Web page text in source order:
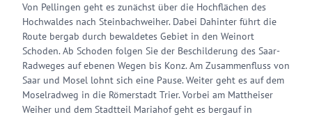
Von Pellingen geht es zunächst über die Hochflächen des
Hochwaldes nach Steinbachweiher. Dabei Dahinter führt die
Route bergab durch bewaldetes Gebiet in den Weinort
Schoden. Ab Schoden folgen Sie der Beschilderung des Saar-
Radweges auf ebenen Wegen bis Konz. Am Zusammenfluss von
Saar und Mosel lohnt sich eine Pause. Weiter geht es auf dem
Moselradweg in die Römerstadt Trier. Vorbei am Mattheiser
Weiher und dem Stadtteil Mariahof geht es bergauf in